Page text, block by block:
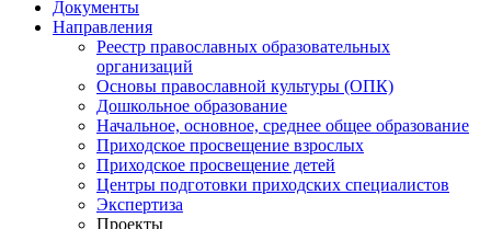
Документы
Направления
Реестр православных образовательных
организаций
Основы православной культуры (ОПК)
Дошкольное образование
Начальное, основное, среднее общее образование
Приходское просвещение взрослых
Приходское просвещение детей
Центры подготовки приходских специалистов
Экспертиза
Проекты